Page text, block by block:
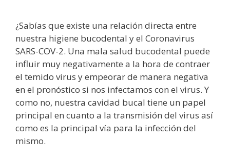
¿Sabías que existe una relación directa entre
nuestra higiene bucodental y el Coronavirus
SARS-COV-2. Una mala salud bucodental puede
influir muy negativamente a la hora de contraer
el temido virus y empeorar de manera negativa
en el pronóstico si nos infectamos con el virus. Y
como no, nuestra cavidad bucal tiene un papel
principal en cuanto a la transmisión del virus así
como es la principal vía para la infección del
mismo.